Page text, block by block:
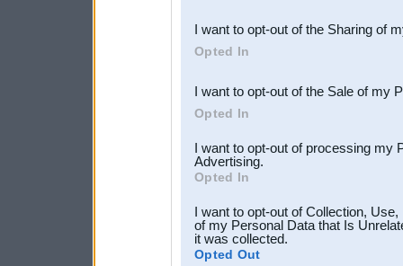
Downstream Participants
third parties.
I want to opt-out of the Sharing of
Opted In
I want to opt-out of the Sale of my
Opted In
I want to opt-out of processing my
Advertising.
Opted In
I want to opt-out of Collection,
of my Personal Data that Is
it was collected.
Opted Out